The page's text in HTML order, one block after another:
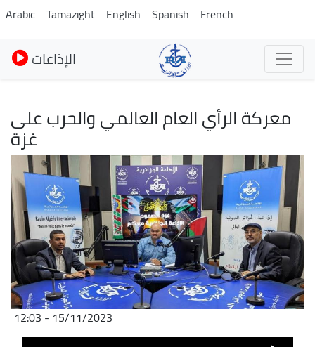
Skip
to
main
content
Arabic Tamazight English Spanish French
الإذاعات
معركة الرأي العام العالمي والحرب على
غزة
Image
15/11/2023 - 12:03